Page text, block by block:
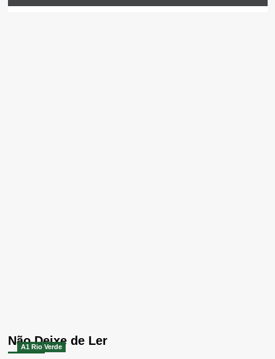
Não Deixe de Ler
A1 Rio Verde